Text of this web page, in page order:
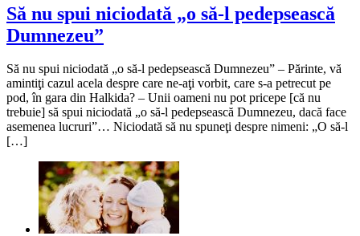
Să nu spui niciodată „o să-l pedepsească
Dumnezeu”
Să nu spui niciodată „o să-l pedepsească Dumnezeu” – Părinte, vă
amintiţi cazul acela despre care ne-aţi vorbit, care s-a petrecut pe
pod, în gara din Halkida? – Unii oameni nu pot pricepe [că nu
trebuie] să spui niciodată „o să-l pedepsească Dumnezeu, dacă face
asemenea lucruri”… Niciodată să nu spuneţi despre nimeni: „O să-l
[…]